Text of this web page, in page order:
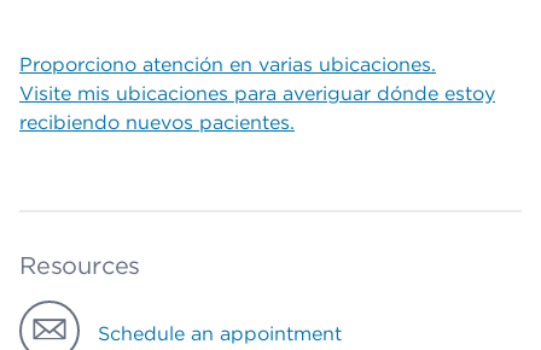
Proporciono atención en varias ubicaciones.
Visite mis ubicaciones para averiguar dónde estoy
recibiendo nuevos pacientes.
Resources
Schedule an appointment